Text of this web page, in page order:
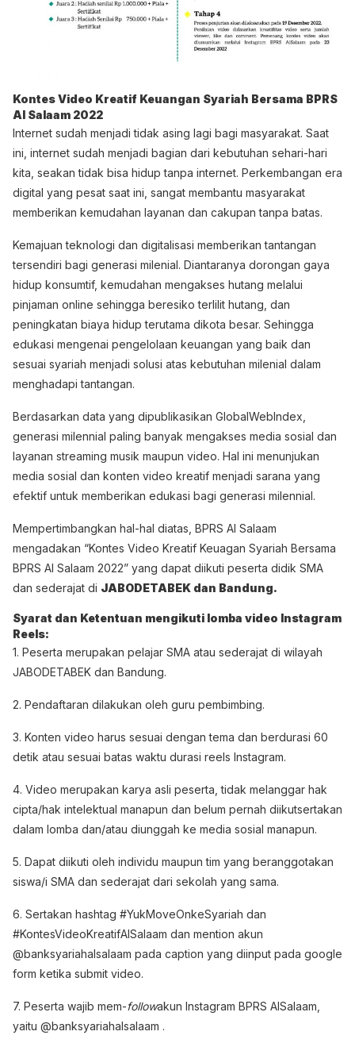
Kontes Video Kreatif Keuangan Syariah Bersama BPRS
Al Salaam 2022
Internet sudah menjadi tidak asing lagi bagi masyarakat. Saat
ini, internet sudah menjadi bagian dari kebutuhan sehari-hari
kita, seakan tidak bisa hidup tanpa internet. Perkembangan era
digital yang pesat saat ini, sangat membantu masyarakat
memberikan kemudahan layanan dan cakupan tanpa batas.
Kemajuan teknologi dan digitalisasi memberikan tantangan
tersendiri bagi generasi milenial. Diantaranya dorongan gaya
hidup konsumtif, kemudahan mengakses hutang melalui
pinjaman online sehingga beresiko terlilit hutang, dan
peningkatan biaya hidup terutama dikota besar. Sehingga
edukasi mengenai pengelolaan keuangan yang baik dan
sesuai syariah menjadi solusi atas kebutuhan milenial dalam
menghadapi tantangan.
Berdasarkan data yang dipublikasikan GlobalWebIndex,
generasi milennial paling banyak mengakses media sosial dan
layanan streaming musik maupun video. Hal ini menunjukan
media sosial dan konten video kreatif menjadi sarana yang
efektif untuk memberikan edukasi bagi generasi milennial.
Mempertimbangkan hal-hal diatas, BPRS Al Salaam
mengadakan “Kontes Video Kreatif Keuagan Syariah Bersama
BPRS Al Salaam 2022” yang dapat diikuti peserta didik SMA
dan sederajat di JABODETABEK dan Bandung.
Syarat dan Ketentuan mengikuti lomba video Instagram
Reels:
1. Peserta merupakan pelajar SMA atau sederajat di wilayah
JABODETABEK dan Bandung.
2. Pendaftaran dilakukan oleh guru pembimbing.
3. Konten video harus sesuai dengan tema dan berdurasi 60
detik atau sesuai batas waktu durasi reels Instagram.
4. Video merupakan karya asli peserta, tidak melanggar hak
cipta/hak intelektual manapun dan belum pernah diikutsertakan
dalam lomba dan/atau diunggah ke media sosial manapun.
5. Dapat diikuti oleh individu maupun tim yang beranggotakan
siswa/i SMA dan sederajat dari sekolah yang sama.
6. Sertakan hashtag #YukMoveOnkeSyariah dan
#KontesVideoKreatifAlSalaam dan mention akun
@banksyariahalsalaam pada caption yang diinput pada google
form ketika submit video.
7. Peserta wajib mem-followakun Instagram BPRS AlSalaam,
yaitu @banksyariahalsalaam .